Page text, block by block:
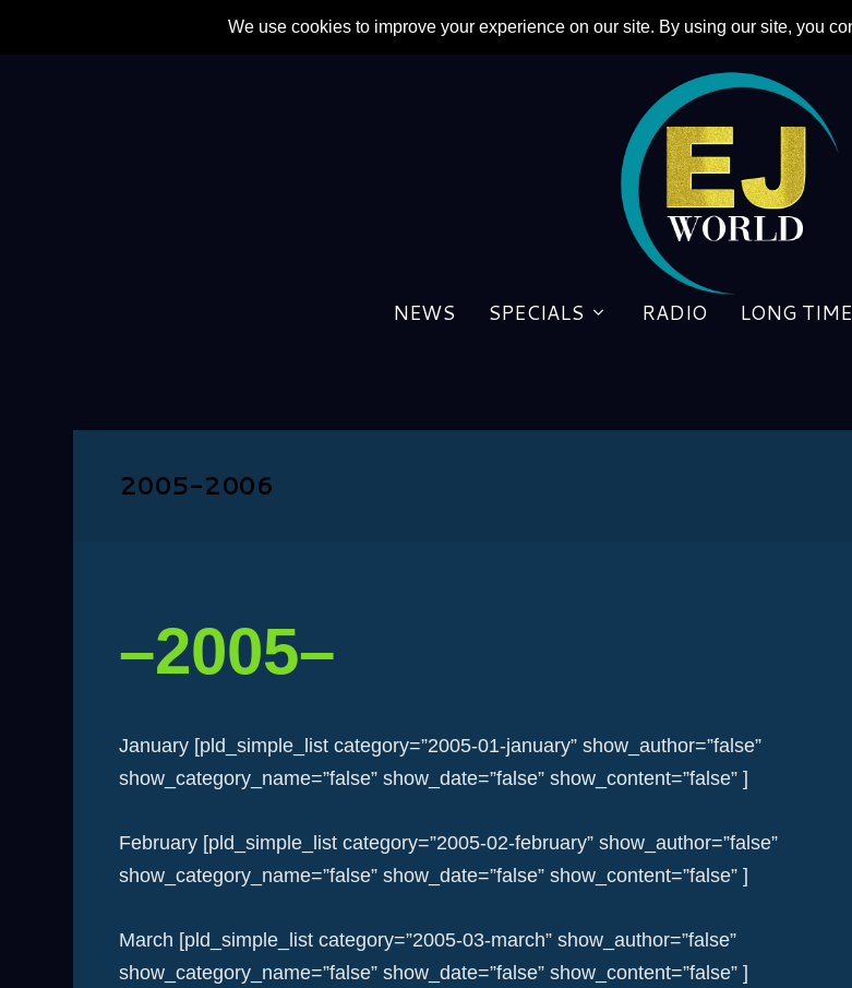
NEWS SPECIALS RADIO LONG TIME
2005-2006
–2005–
January [pld_simple_list category=”2005-01-january” show_author=”false”
show_category_name=”false” show_date=”false” show_content=”false” ]
February [pld_simple_list category=”2005-02-february” show_author=”false”
show_category_name=”false” show_date=”false” show_content=”false” ]
March [pld_simple_list category=”2005-03-march” show_author=”false”
show_category_name=”false” show_date=”false” show_content=”false” ]